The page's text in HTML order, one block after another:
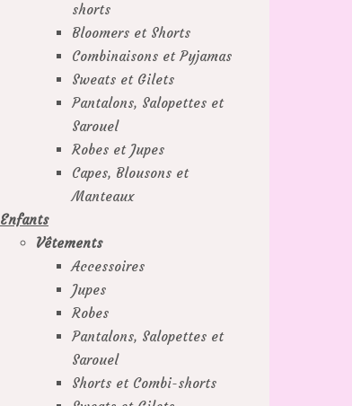
shorts
Bloomers et Shorts
Combinaisons et Pyjamas
Sweats et Gilets
Pantalons, Salopettes et
Sarouel
Robes et Jupes
Capes, Blousons et
Manteaux
Enfants
Vêtements
Accessoires
Jupes
Robes
Pantalons, Salopettes et
Sarouel
Shorts et Combi-shorts